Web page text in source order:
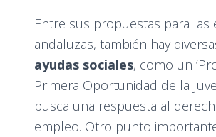
Entre sus propuestas para las
andaluzas, también hay
ayudas sociales, como un
Primera Oportunidad de la
busca una respuesta al
empleo. Otro punto